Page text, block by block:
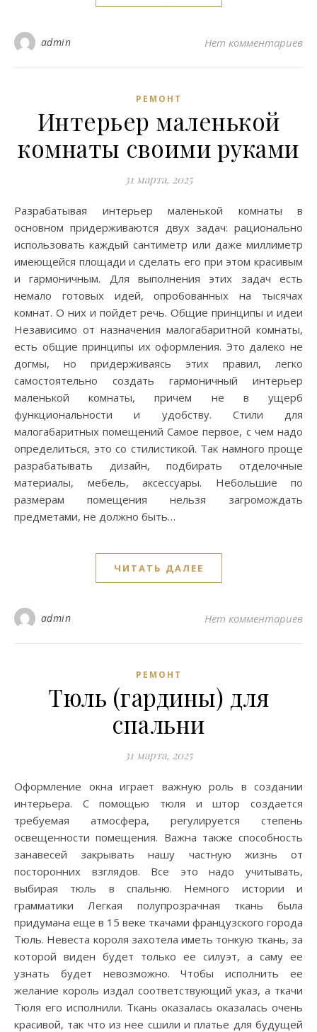
admin Нет комментариев
РЕМОНТ
Интерьер маленькой
комнаты своими руками
31 марта, 2025
Разрабатывая интерьер маленькой комнаты в
основном придерживаются двух задач: рационально
использовать каждый сантиметр или даже миллиметр
имеющейся площади и сделать его при этом красивым
и гармоничным. Для выполнения этих задач есть
немало готовых идей, опробованных на тысячах
комнат. О них и пойдет речь. Общие принципы и идеи
Независимо от назначения малогабаритной комнаты,
есть общие принципы их оформления. Это далеко не
догмы, но придерживаясь этих правил, легко
самостоятельно создать гармоничный интерьер
маленькой комнаты, причем не в ущерб
функциональности и удобству. Стили для
малогабаритных помещений Самое первое, с чем надо
определиться, это со стилистикой. Так намного проще
разрабатывать дизайн, подбирать отделочные
материалы, мебель, аксессуары. Небольшие по
размерам помещения нельзя загромождать
предметами, не должно быть…
ЧИТАТЬ ДАЛЕЕ
admin Нет комментариев
РЕМОНТ
Тюль (гардины) для
спальни
31 марта, 2025
Оформление окна играет важную роль в создании
интерьера. С помощью тюля и штор создается
требуемая атмосфера, регулируется степень
освещенности помещения. Важна также способность
занавесей закрывать нашу частную жизнь от
посторонних взглядов. Все это надо учитывать,
выбирая тюль в спальню. Немного истории и
грамматики Легкая полупрозрачная ткань была
придумана еще в 15 веке ткачами французского города
Тюль. Невеста короля захотела иметь тонкую ткань, за
которой виден будет только ее силуэт, а саму ее
узнать будет невозможно. Чтобы исполнить ее
желание король издал соответствующий указ, а ткачи
Тюля его исполнили. Ткань оказалась оказалась очень
красивой, так что из нее сшили и платье для будущей